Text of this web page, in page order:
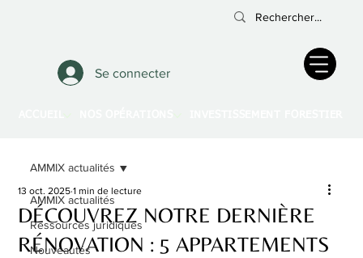
Se connecter
AMMIX actualités
Ressources juridiques
Nouveautés
AMMIX actualités
DÉCOUVREZ NOTRE DERNIÈRE
RÉNOVATION : 5 APPARTEMENTS
13 oct. 2025 1 min de lecture